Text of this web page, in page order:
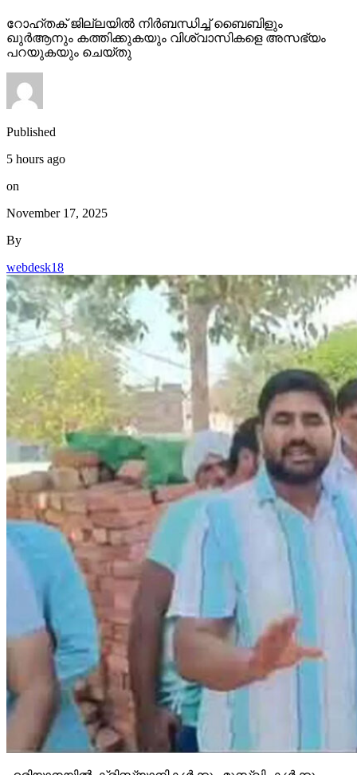
റോഹ്തക് ജില്ലയില്‍ നിര്‍ബന്ധിച്ച് ബൈബിളും
ഖുര്‍ആനും കത്തിക്കുകയും വിശ്വാസികളെ അസഭ്യം
പറയുകയും ചെയ്തു
Published
5 hours ago
on
November 17, 2025
By
webdesk18